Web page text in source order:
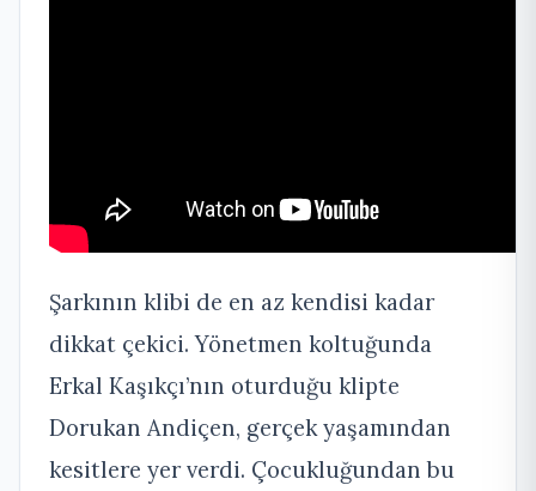
Şarkının klibi de en az kendisi kadar
dikkat çekici. Yönetmen koltuğunda
Erkal Kaşıkçı’nın oturduğu klipte
Dorukan Andiçen, gerçek yaşamından
kesitlere yer verdi. Çocukluğundan bu